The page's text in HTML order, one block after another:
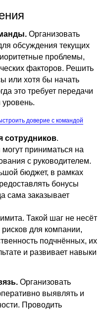
Организовать
обсуждения текущих
проблемы,
факторов. Решить
или хотя бы начать
это требует передачи
доверие с командой
.
приниматься на
с руководителем.
бюджет, в рамках
бонусы
сама заказывает
Такой шаг не несёт
для компании,
подчнённых, их
и развивает навыки
Организовать
выявлять и
Проводить